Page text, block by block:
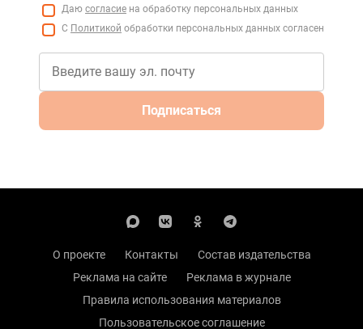
Даю согласие на обработку персональных данных
С Политикой обработки персональных данных согласен
Подписаться
О проекте Контакты
Состав издательства
Реклама на сайте
Реклама в журнале
Правила использования материалов
Пользовательское соглашение